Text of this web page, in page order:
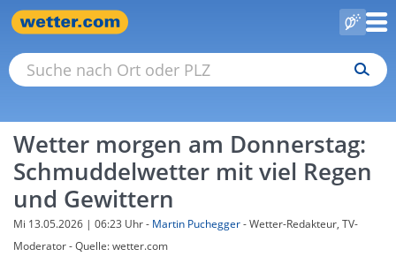
Wetter morgen am Donnerstag:
Schmuddelwetter mit viel Regen
und Gewittern
Mi 13.05.2026 | 06:23 Uhr- Martin Puchegger- Wetter-Redakteur, TV-
Moderator - Quelle: wetter.com